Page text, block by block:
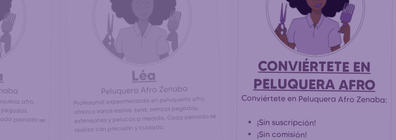
afro,
pegadas,
peinado se
Léa
Peluquera Afro Zenaba
Profesional experimentada en peluquería afro,
ofrezco varios estilos: twist, trenzas pegadas,
extensiones y pelucas a medida. Cada peinado se
realiza con precisión y cuidado.
CONVIÉRTETE EN
PELUQUERA AFRO
Conviértete en Peluquera Afro Zenaba:
¡Sin suscripción!
¡Sin comisión!